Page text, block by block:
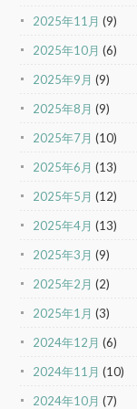
2025年11月 (9)
2025年10月 (6)
2025年9月 (9)
2025年8月 (9)
2025年7月 (10)
2025年6月 (13)
2025年5月 (12)
2025年4月 (13)
2025年3月 (9)
2025年2月 (2)
2025年1月 (3)
2024年12月 (6)
2024年11月 (10)
2024年10月 (7)